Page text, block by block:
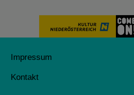
Impressum
Kontakt